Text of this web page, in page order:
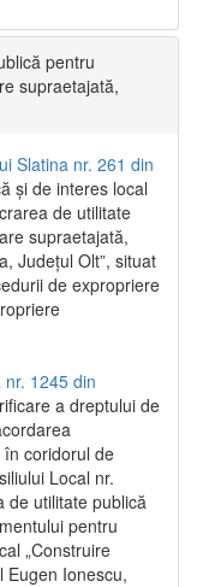
pentru
supraetajată,
Slatina nr. 261 din
și de interes local
de utilitate
supraetajată,
Județul Olt”, situat
de expropriere
1245 din
a dreptului de
coridorul de
Local nr.
de utilitate publică
pentru
„Construire
Eugen Ionescu,